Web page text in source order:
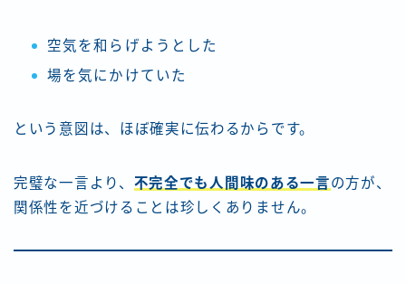
空気を和らげようとした
場を気にかけていた
という意図は、ほぼ確実に伝わるからです。
完璧な一言より、 不完全でも人間味のある一言の方が、
関係性を近づけることは珍しくありません。